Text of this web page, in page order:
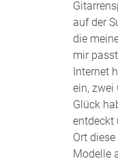
auf der
die
mir
Internet
ein, zwei
Glück
entdeckt
Ort
Modelle